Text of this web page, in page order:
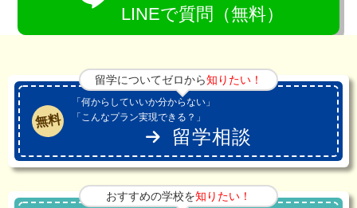
LINEで質問（無料）
留学についてゼロから知りたい！
無料
「何からしていいか分からない」
「こんなプラン実現できる？」
留学相談
おすすめの学校を知りたい！